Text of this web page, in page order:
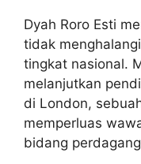
Dyah Roro Esti
tidak
tingkat nasional.
melanjutkan
di London,
memperluas
bidang